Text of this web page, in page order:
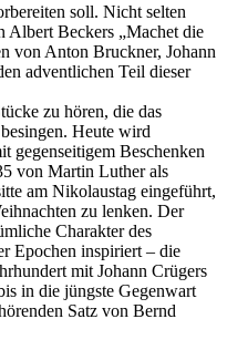
soll. Nicht selten
Albert Beckers „Machet die
von Anton Bruckner, Johann
adventlichen Teil dieser
zu hören, die das
Heute wird
gegenseitigem Beschenken
von Martin Luther als
am Nikolaustag eingeführt,
zu lenken. Der
Charakter des
Epochen inspiriert – die
mit Johann Crügers
in die jüngste Gegenwart
Satz von Bernd